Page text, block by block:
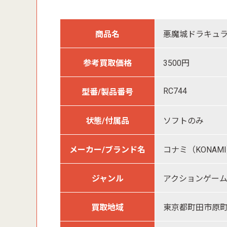
商品名 悪魔城ドラキュラ
参考買取価格 3500円
型番/製品番号 RC744
状態/付属品 ソフトのみ
メーカー/ブランド名 コナミ（KONAMI
ジャンル アクションゲー
買取地域 東京都町田市原